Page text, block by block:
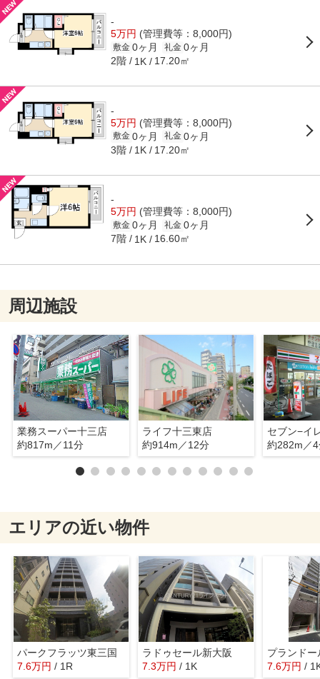
-
5万円 (管理費等：8,000円)
敷金 0ヶ月 礼金 0ヶ月
2階 1K 17.20㎡
-
5万円 (管理費等：8,000円)
敷金 0ヶ月 礼金 0ヶ月
3階 1K 17.20㎡
-
5万円 (管理費等：8,000円)
敷金 0ヶ月 礼金 0ヶ月
7階 1K 16.60㎡
周辺施設
業務スーパー十三店
約817m／11分
ライフ十三東店
約914m／12分
約282m／
エリアの近い物件
パークフラッツ東三国
7.6万円 / 1R
ラドゥセール新大阪
7.3万円 / 1K
プランドー
7.6万円 /